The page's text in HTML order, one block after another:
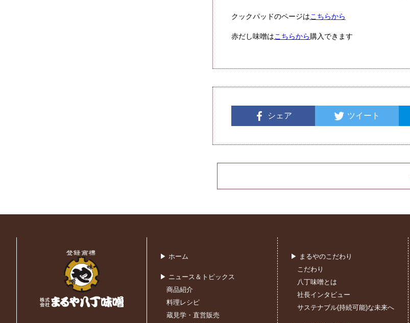
クックパッドのページはこちらから
赤だし味噌はこちらから購入できます
シェア ツイート
▶ ホーム
▶ ニュース＆トピックス
商品紹介
料理レシピ
蔵見学・直営販売
▶ まるやのこだわり
こだわり
八丁味噌とは
社長インタビュー
サステナブル(持続可能)な未来へ